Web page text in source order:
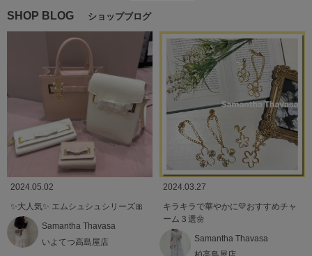
SHOP BLOG ショップブログ
2024.05.02
✨️大人気✨️ エムシュシュシリーズ🎀
Samantha Thavasa
いよてつ高島屋店
2024.03.27
キラキラで華やかに💛おすすめチャ
ーム３選🌼
Samantha Thavasa